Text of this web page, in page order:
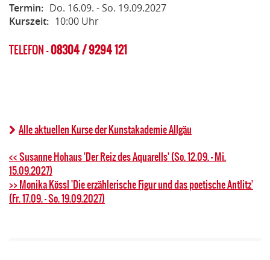
Termin: Do. 16.09. - So. 19.09.2027
Kurszeit: 10:00 Uhr
TELEFON -08304 / 9294 121
Alle aktuellen Kurse der Kunstakademie Allgäu
<< Susanne Hohaus 'Der Reiz des Aquarells' (So. 12.09. - Mi.
15.09.2027)
>> Monika Kössl 'Die erzählerische Figur und das poetische Antlitz'
(Fr. 17.09. - So. 19.09.2027)